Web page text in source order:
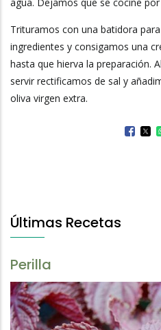
Trituramos con una batidora
ingredientes y consigamos una
hasta que hierva la preparación.
servir rectificamos de sal y
oliva virgen extra.
Últimas Recetas
Perilla